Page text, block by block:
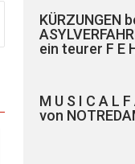
KÜRZUNGEN
ein teurer F E
M U S I C A L
von